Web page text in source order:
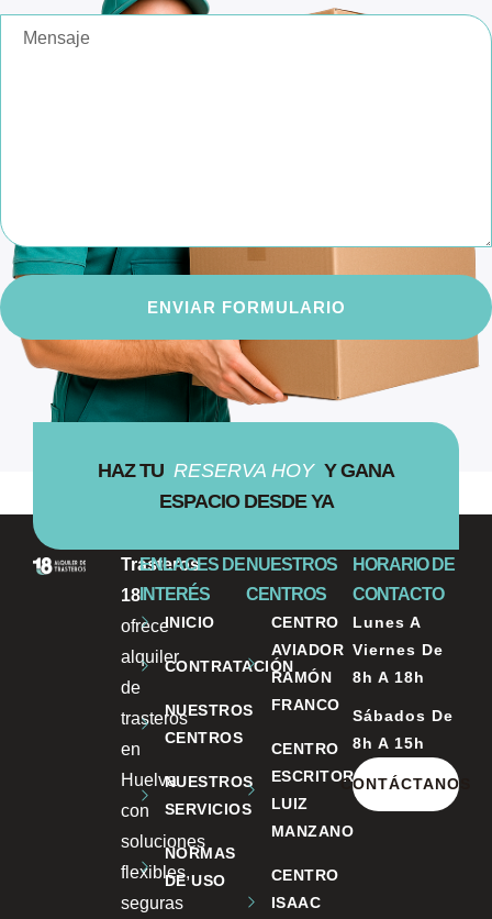
ENVIAR FORMULARIO
HAZ TU RESERVA HOY Y GANA
ESPACIO DESDE YA
Trasteros
18
ofrece
alquiler
de
trasteros
en
Huelva
con
soluciones
flexibles,
seguras
ENLACES DE
INTERÉS
INICIO
CONTRATACIÓN
NUESTROS
CENTROS
NUESTROS
SERVICIOS
NORMAS
DE USO
NUESTROS
CENTROS
CENTRO
AVIADOR
RAMÓN
FRANCO
CENTRO
ESCRITOR
LUIZ
MANZANO
CENTRO
ISAAC
HORARIO DE
CONTACTO
Lunes A
Viernes De
8h A 18h
Sábados De
8h A 15h
CONTÁCTANOS